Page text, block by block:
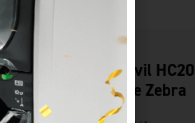
Computadora Móvil HC20
Para La Salud De Zebra